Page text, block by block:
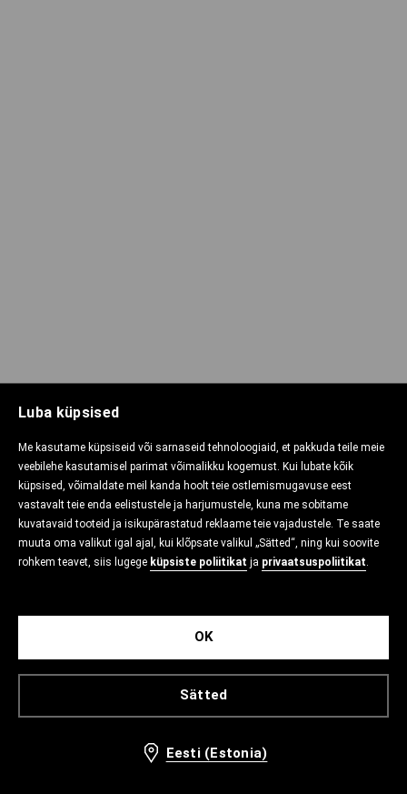
Luba küpsised
Me kasutame küpsiseid või sarnaseid tehnoloogiaid, et pakkuda teile meie
veebilehe kasutamisel parimat võimalikku kogemust. Kui lubate kõik
küpsised, võimaldate meil kanda hoolt teie ostlemismugavuse eest
vastavalt teie enda eelistustele ja harjumustele, kuna me sobitame
kuvatavaid tooteid ja isikupärastatud reklaame teie vajadustele. Te saate
muuta oma valikut igal ajal, kui klõpsate valikul „Sätted“, ning kui soovite
rohkem teavet, siis lugege küpsiste poliitikat ja privaatsuspoliitikat.
Sätted
OK
Eesti (Estonia)